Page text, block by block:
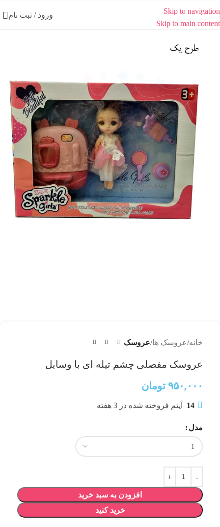
Skip to navigation
Skip to main content
ورود / ثبت نام
خانه عروسک ها عروسک
عروسک مفصلی چشم تیله ای با وسایل
۹۵۰,۰۰۰ تومان
14 آیتم فروخته شده در 3 هفته
مدل
افزودن به سبد خرید
خرید کنید